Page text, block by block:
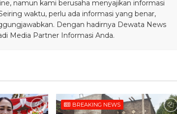
namun kami berusaha menyajikan informasi
waktu, perlu ada informasi yang benar,
Dengan hadirnya Dewata News
Media Partner Informasi Anda.
BREAKING NEWS